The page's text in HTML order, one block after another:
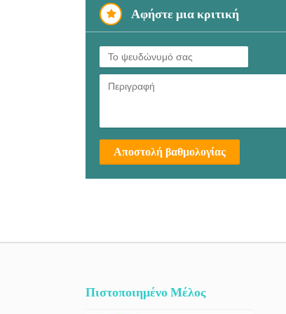
Αφήστε μια κριτική
Αποστολή βαθμολογίας
Πιστοποιημένο Μέλος